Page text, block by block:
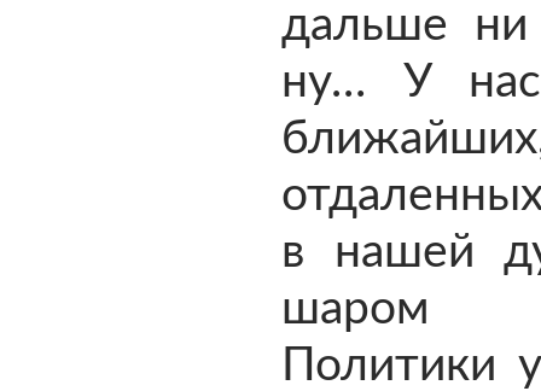
дальше ни
ну… У
в нашей
шаром
Политики